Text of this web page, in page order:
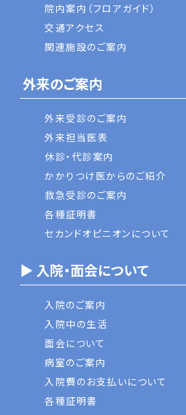
院内案内（フロアガイド）
交通アクセス
関連施設のご案内
外来のご案内
外来受診のご案内
外来担当医表
休診・代診案内
かかりつけ医からのご紹介
救急受診のご案内
各種証明書
セカンドオピニオンについて
▶ 入院・面会について
入院のご案内
入院中の生活
面会について
病室のご案内
入院費のお支払いについて
各種証明書